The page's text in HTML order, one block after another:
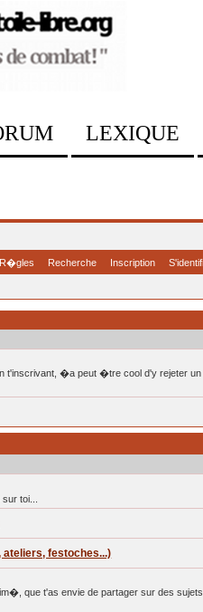
LEXIQUE
R�gles Recherche Inscription
t'inscrivant, �a peut �tre cool d'y rejeter un
toi...
festoches...)
que t'as envie de partager sur des sujets